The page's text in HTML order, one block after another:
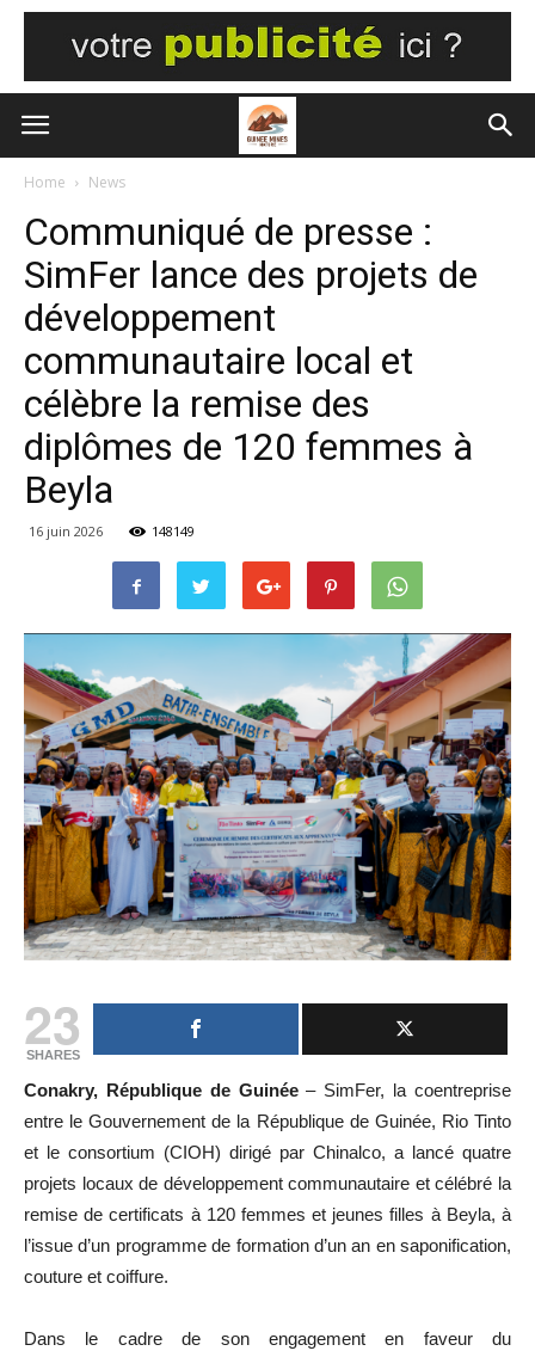
Home News
Communiqué de presse :
SimFer lance des projets de
développement
communautaire local et
célèbre la remise des
diplômes de 120 femmes à
Beyla
16 juin 2026 148149
23
SHARES
Conakry, République de Guinée– SimFer, la coentreprise
entre le Gouvernement de la République de Guinée, Rio Tinto
et le consortium (CIOH) dirigé par Chinalco, a lancé quatre
projets locaux de développement communautaire et célébré la
remise de certificats à 120 femmes et jeunes filles à Beyla, à
l’issue d’un programme de formation d’un an en saponification,
couture et coiffure.
Dans le cadre de son engagement en faveur du